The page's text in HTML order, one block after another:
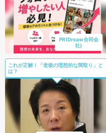
PR(Dreaw合同会
社)
これが正解！「老後の理想的な間取り」と
は？